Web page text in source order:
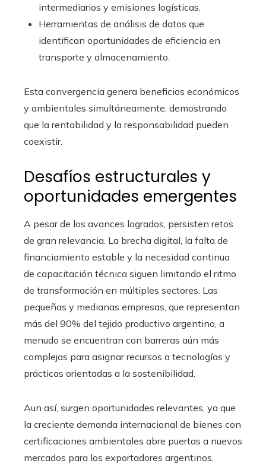
intermediarios y emisiones logísticas.
Herramientas de análisis de datos que
identifican oportunidades de eficiencia en
transporte y almacenamiento.
Esta convergencia genera beneficios económicos
y ambientales simultáneamente, demostrando
que la rentabilidad y la responsabilidad pueden
coexistir.
Desafíos estructurales y
oportunidades emergentes
A pesar de los avances logrados, persisten retos
de gran relevancia. La brecha digital, la falta de
financiamiento estable y la necesidad continua
de capacitación técnica siguen limitando el ritmo
de transformación en múltiples sectores. Las
pequeñas y medianas empresas, que representan
más del 90% del tejido productivo argentino, a
menudo se encuentran con barreras aún más
complejas para asignar recursos a tecnologías y
prácticas orientadas a la sostenibilidad.
Aun así, surgen oportunidades relevantes, ya que
la creciente demanda internacional de bienes con
certificaciones ambientales abre puertas a nuevos
mercados para los exportadores argentinos,